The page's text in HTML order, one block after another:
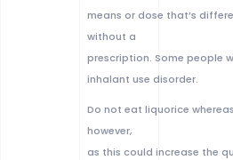
means or dose that’s
without a
prescription. Some people
inhalant use disorder.
Do not eat liquorice
however,
as this could increase the